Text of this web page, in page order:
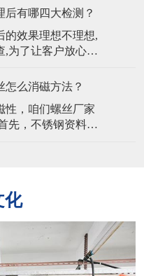
钢螺丝的韧性是其
能力。不同的材质
钢螺丝的主要特
材质的不锈钢螺丝
后有哪四大检测？
的效果理想不理想,
,为了让客户放心。
行检查,主要有以
电镀层等各方面进
度的检验1、量具
怎么消磁方法？
性，咱们螺丝厂家
先，不锈钢资料是
体跟马氏体都有磁
化